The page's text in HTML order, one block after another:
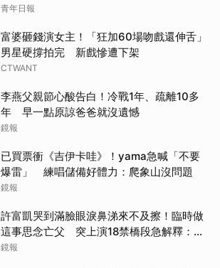
青年日報
富婆砸錢演女主！「狂加60場吻戲還伸舌」
男星硬撐拍完 新戲慘遭下架
CTWANT
李燕父親節心酸告白！冷戰1年、疏離10多
年 早一點原諒爸爸就沒遺憾
鏡報
已買票衝《吉伊卡哇》！yama急喊「不要
爆雷」 練唱儲備好體力：爬象山沒問題
鏡報
許富凱哭到滿臉眼淚鼻涕來不及擦！臨時做
這事思念亡父 突上演18禁橋段急解釋：這
是放煙火
鏡報